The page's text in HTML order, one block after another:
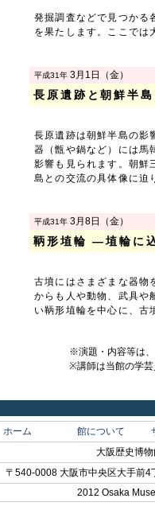
発掘調査などで見つかる
を果たします。ここでは
平成31年 3月1日（金）
長原遺跡と朝鮮半島
長原遺跡は朝鮮半島の影
器（甑や鍋など）には馬
影響も見られます。朝鮮
島との交流の具体像に迫
平成31年 3月8日（金）
鞆形埴輪 ―埴輪に
古墳にはさまざまな器物
からも人や動物、武具や
い鞆形埴輪を中心に、古
※演題・内容等は
※講師は当館の学
ホーム 館について
大阪歴史博
〒540-0008 大阪市中央区大手
2012 Osaka